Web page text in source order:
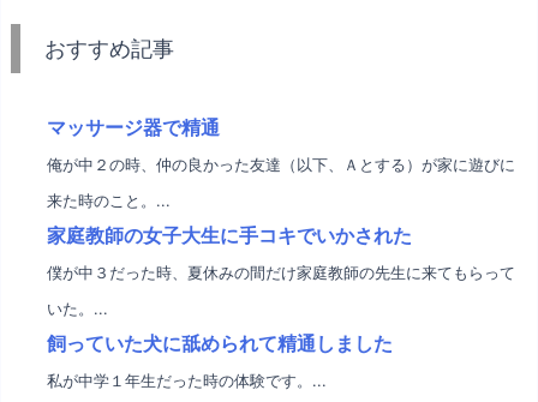
おすすめ記事
マッサージ器で精通
俺が中２の時、仲の良かった友達（以下、Ａとする）が家に遊びに
来た時のこと。...
家庭教師の女子大生に手コキでいかされた
僕が中３だった時、夏休みの間だけ家庭教師の先生に来てもらって
いた。...
飼っていた犬に舐められて精通しました
私が中学１年生だった時の体験です。...